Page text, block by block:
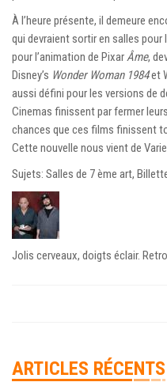
À l’heure présente, il demeure
qui devraient sortir en salles pour
pour l’animation de PixarÂme,
Disney’s Wonder Woman 1984et
aussi défini pour les versions de
Cinemas finissent par fermer
chances que ces films finissent
Cette nouvelle nous vient de
Sujets: Salles de 7 ème art,
Jolis cerveaux, doigts éclair.
ARTICLES RÉCENTS